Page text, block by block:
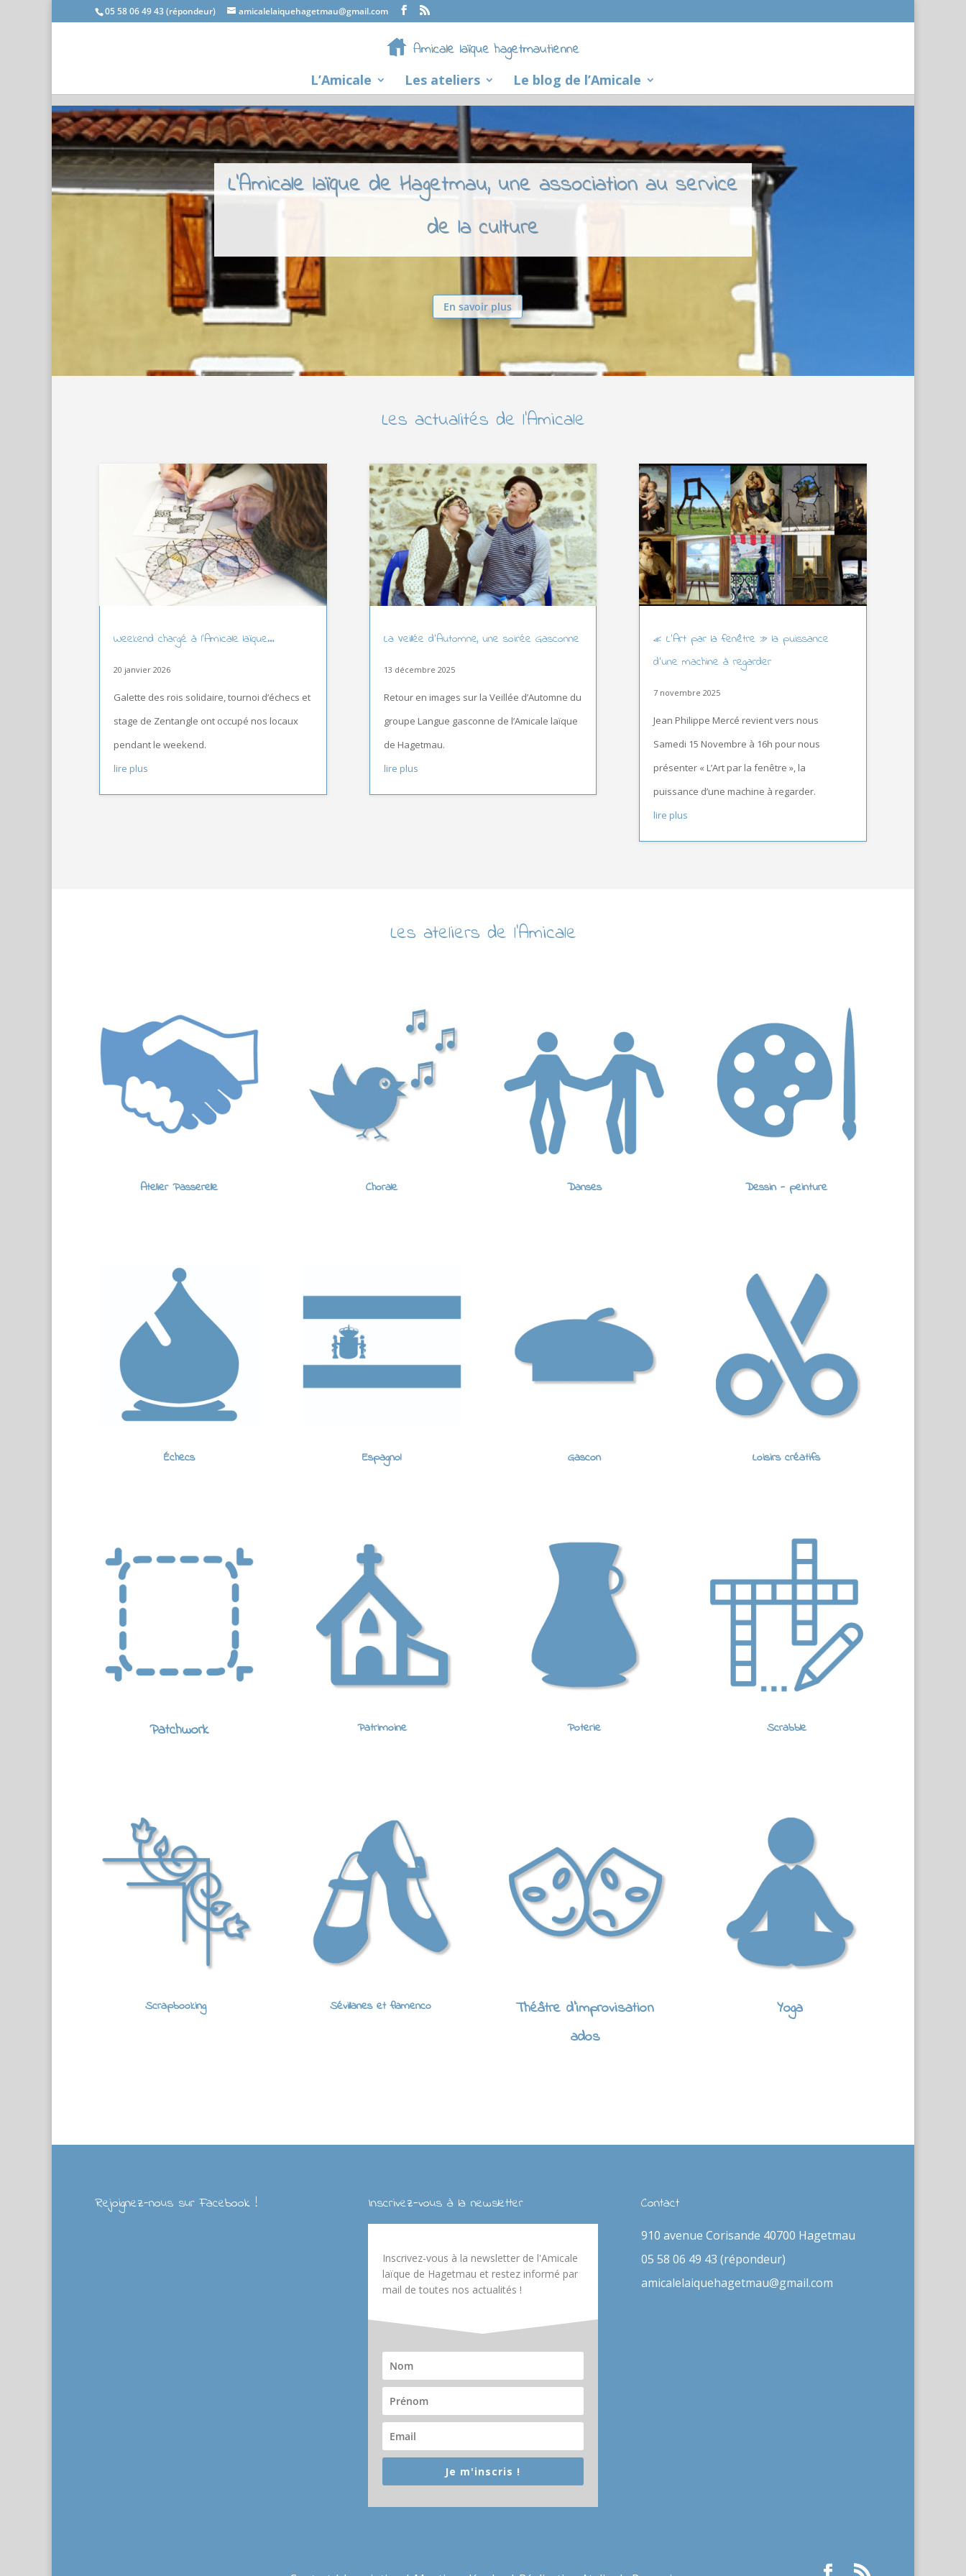
05 58 06 49 43 (répondeur) amicalelaiquehagetmau@gmail.com
L’Amicale Les ateliers Le blog de l’Amicale
L'Amicale laïque de Hagetmau, une association au service
de la culture
En savoir plus
Les actualités de l’Amicale
Weekend chargé à l’Amicale laïque…
20 janvier 2026
Galette des rois solidaire, tournoi d’échecs et
stage de Zentangle ont occupé nos locaux
pendant le weekend.
lire plus
La Veillée d’Automne, une soirée Gasconne
13 décembre 2025
Retour en images sur la Veillée d’Automne du
groupe Langue gasconne de l’Amicale laïque
de Hagetmau.
lire plus
« L’Art par la fenêtre » la puissance
d’une machine à regarder
7 novembre 2025
Jean Philippe Mercé revient vers nous
Samedi 15 Novembre à 16h pour nous
présenter « L’Art par la fenêtre », la
puissance d’une machine à regarder.
lire plus
Les ateliers de l’Amicale
Atelier Passerelle Chorale Danses Dessin - peinture
Échecs Espagnol Gascon Loisirs créatifs
Patchwork Patrimoine Poterie Scrabble
Scrapbooking Sévillanes et flamenco
Théâtre d'improvisation
ados
Yoga
Rejoignez-nous sur Facebook ! Inscrivez-vous à la newsletter
Inscrivez-vous à la newsletter de l'Amicale
laïque de Hagetmau et restez informé par
mail de toutes nos actualités !
Je m'inscris !
Contact
910 avenue Corisande 40700 Hagetmau
05 58 06 49 43 (répondeur)
amicalelaiquehagetmau@gmail.com